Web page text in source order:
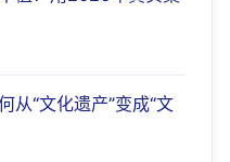
从“文化遗产”变成“文